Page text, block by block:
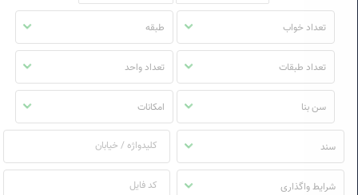
تعداد خواب طبقه
تعداد طبقات تعداد واحد
سن بنا امکانات
سند
شرایط واگذاری